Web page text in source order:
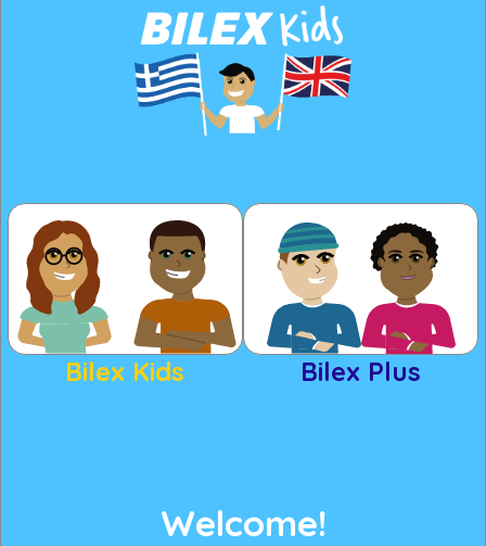
Bilex Kids Bilex Plus
Welcome!